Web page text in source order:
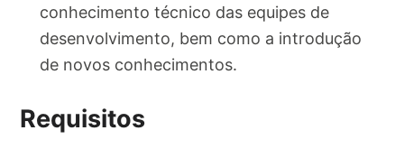
conhecimento técnico das equipes de
desenvolvimento, bem como a introdução
de novos conhecimentos.
Requisitos